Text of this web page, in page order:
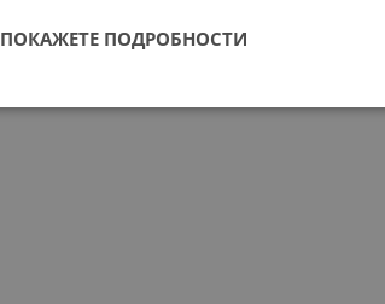
ПОКАЖЕТЕ ПОДРОБНОСТИ